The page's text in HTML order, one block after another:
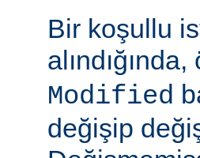
Bir koşullu
Modified
değişip